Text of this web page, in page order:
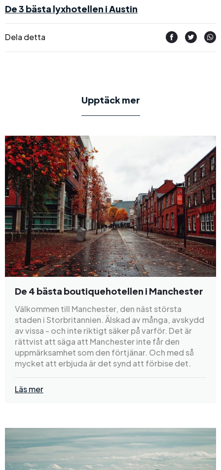
De 3 bästa lyxhotellen i Austin
Dela detta
Upptäck mer
De 4 bästa boutiquehotellen i Manchester
Välkommen till Manchester, den näst största
staden i Storbritannien. Älskad av många, avskydd
av vissa - och inte riktigt säker på varför. Det är
rättvist att säga att Manchester inte får den
uppmärksamhet som den förtjänar. Och med så
mycket att erbjuda är det synd att förbise det.
Läs mer